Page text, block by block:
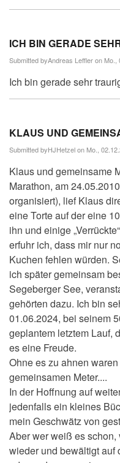
ICH BIN GERADE
Submitted byAndreas Leffleron Mo.,
Ich bin gerade sehr
KLAUS UND
Submitted byHJHetzelon Mo.,
Klaus und gemeinsame
Marathon, am
organisiert), lief Klaus
eine Torte auf der eine
ihn und einige
erfuhr ich, dass mir nur
Kuchen fehlen würden.
ich später gemeinsam
Segeberger See,
gehörten dazu. Ich bin
01.06.2024, bei seinem
geplantem letztem Lauf,
es eine Freude.
Ohne es zu ahnen
gemeinsamen Meter....
In der Hoffnung auf
jedenfalls ein kleines
mein Geschwätz von
Aber wer weiß es
wieder und bewältigt auf